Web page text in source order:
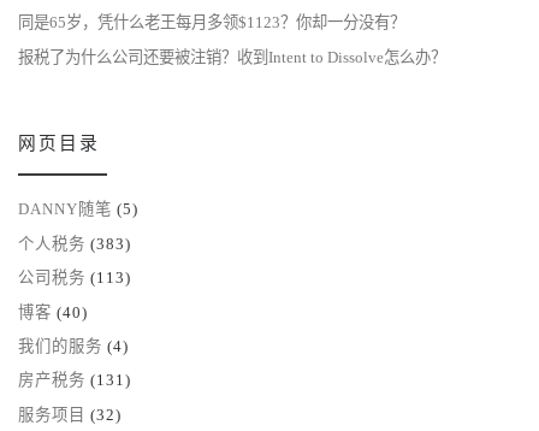
同是65岁，凭什么老王每月多领$1123？你却一分没有？
报税了为什么公司还要被注销？收到Intent to Dissolve怎么办？
网页目录
DANNY随笔 (5)
个人税务 (383)
公司税务 (113)
博客 (40)
我们的服务 (4)
房产税务 (131)
服务项目 (32)